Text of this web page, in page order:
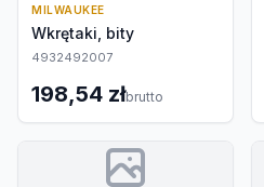
MILWAUKEE
Wkrętaki, bity
4932492007
198,54 złbrutto